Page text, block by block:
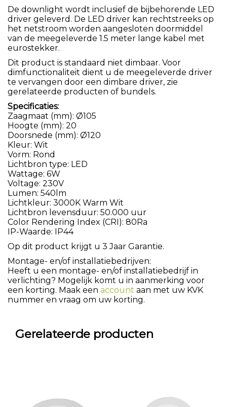
De downlight wordt inclusief de bijbehorende LED
driver geleverd. De LED driver kan rechtstreeks op
het netstroom worden aangesloten doormiddel
van de meegeleverde 1.5 meter lange kabel met
eurostekker.
Dit product is standaard niet dimbaar. Voor
dimfunctionaliteit dient u de meegeleverde driver
te vervangen door een dimbare driver, zie
gerelateerde producten of bundels.
Specificaties:
Zaagmaat (mm): Ø105
Hoogte (mm): 20
Doorsnede (mm): Ø120
Kleur: Wit
Vorm: Rond
Lichtbron type: LED
Wattage: 6W
Voltage: 230V
Lumen: 540lm
Lichtkleur: 3000K Warm Wit
Lichtbron levensduur: 50.000 uur
Color Rendering Index (CRI): 80Ra
IP-Waarde: IP44
Op dit product krijgt u 3 Jaar Garantie.
Montage- en/of installatiebedrijven:
Heeft u een montage- en/of installatiebedrijf in
verlichting? Mogelijk komt u in aanmerking voor
een korting. Maak een account aan met uw KVK
nummer en vraag om uw korting.
Gerelateerde producten